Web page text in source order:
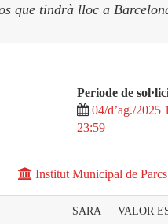
que tindrà lloc a
Periode de
04/d’ag./2025
23:59
Institut Municipal de
SARA VALOR